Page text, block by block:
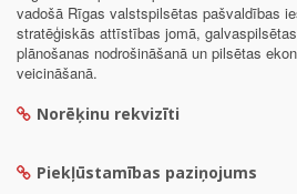
vadošā Rīgas valstspilsētas pašvaldības
stratēģiskās attīstības jomā,
plānošanas nodrošināšanā un pilsētas
veicināšanā.
Norēķinu rekvizīti
Piekļūstamības paziņojums